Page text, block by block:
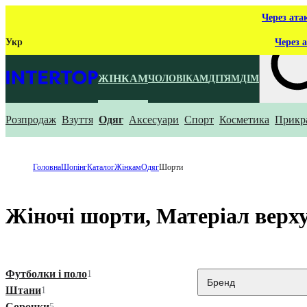
Через
Укр Через
ЖІНКАМЧОЛОВІКАМДІТЯМДІМ
Що ти
Розпродаж Взуття Одяг Аксесуари Спорт Косметика
ГоловнаШопінгКаталогЖінкамОдягШорти
Жіночі шорти, Матеріал
Футболки і поло1
Штани1
Бренд